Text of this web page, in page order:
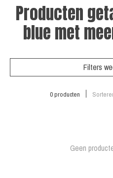
Producten
blue met
Filters
0 producten
Geen